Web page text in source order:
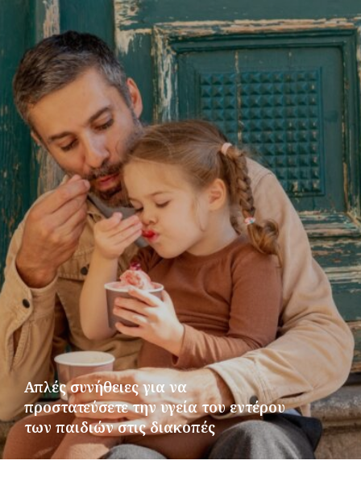
Απλές συνήθειες για να
προστατεύσετε την υγεία του εντέρου
των παιδιών στις διακοπές